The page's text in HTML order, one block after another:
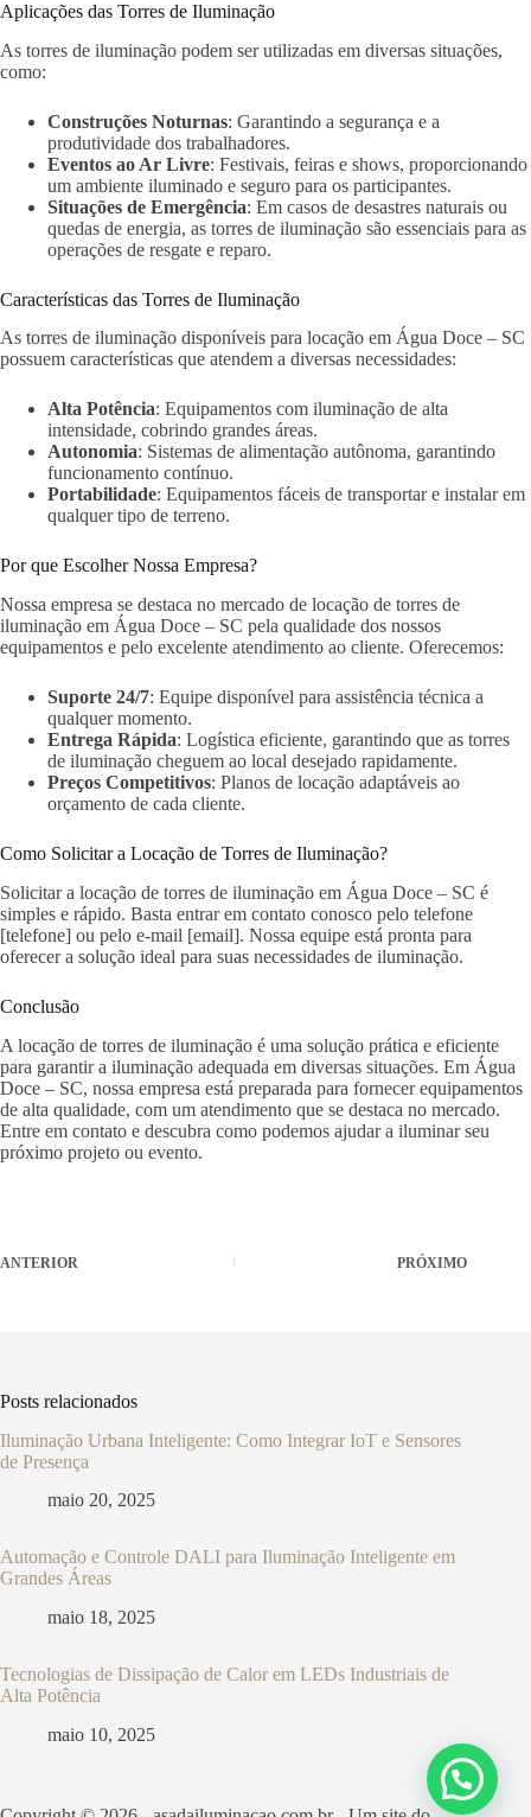
Aplicações das Torres de Iluminação
As torres de iluminação podem ser utilizadas em diversas situações,
como:
Construções Noturnas: Garantindo a segurança e a
produtividade dos trabalhadores.
Eventos ao Ar Livre: Festivais, feiras e shows, proporcionando
um ambiente iluminado e seguro para os participantes.
Situações de Emergência: Em casos de desastres naturais ou
quedas de energia, as torres de iluminação são essenciais para as
operações de resgate e reparo.
Características das Torres de Iluminação
As torres de iluminação disponíveis para locação em Água Doce – SC
possuem características que atendem a diversas necessidades:
Alta Potência: Equipamentos com iluminação de alta
intensidade, cobrindo grandes áreas.
Autonomia: Sistemas de alimentação autônoma, garantindo
funcionamento contínuo.
Portabilidade: Equipamentos fáceis de transportar e instalar em
qualquer tipo de terreno.
Por que Escolher Nossa Empresa?
Nossa empresa se destaca no mercado de locação de torres de
iluminação em Água Doce – SC pela qualidade dos nossos
equipamentos e pelo excelente atendimento ao cliente. Oferecemos:
Suporte 24/7: Equipe disponível para assistência técnica a
qualquer momento.
Entrega Rápida: Logística eficiente, garantindo que as torres
de iluminação cheguem ao local desejado rapidamente.
Preços Competitivos: Planos de locação adaptáveis ao
orçamento de cada cliente.
Como Solicitar a Locação de Torres de Iluminação?
Solicitar a locação de torres de iluminação em Água Doce – SC é
simples e rápido. Basta entrar em contato conosco pelo telefone
[telefone] ou pelo e-mail [email]. Nossa equipe está pronta para
oferecer a solução ideal para suas necessidades de iluminação.
Conclusão
A locação de torres de iluminação é uma solução prática e eficiente
para garantir a iluminação adequada em diversas situações. Em Água
Doce – SC, nossa empresa está preparada para fornecer equipamentos
de alta qualidade, com um atendimento que se destaca no mercado.
Entre em contato e descubra como podemos ajudar a iluminar seu
próximo projeto ou evento.
ANTERIOR PRÓXIMO
Posts relacionados
Iluminação Urbana Inteligente: Como Integrar IoT e Sensores
de Presença
maio 20, 2025
Automação e Controle DALI para Iluminação Inteligente em
Grandes Áreas
maio 18, 2025
Tecnologias de Dissipação de Calor em LEDs Industriais de
Alta Potência
maio 10, 2025